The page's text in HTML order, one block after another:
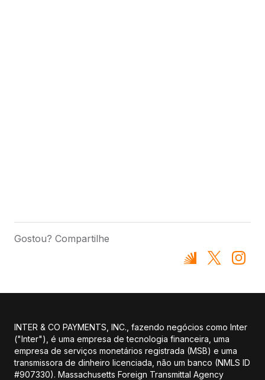
Gostou? Compartilhe
INTER & CO PAYMENTS, INC., fazendo negócios como Inter
("Inter"), é uma empresa de tecnologia financeira, uma
empresa de serviços monetários registrada (MSB) e uma
transmissora de dinheiro licenciada, não um banco (NMLS ID
#907330). Massachusetts Foreign Transmittal Agency